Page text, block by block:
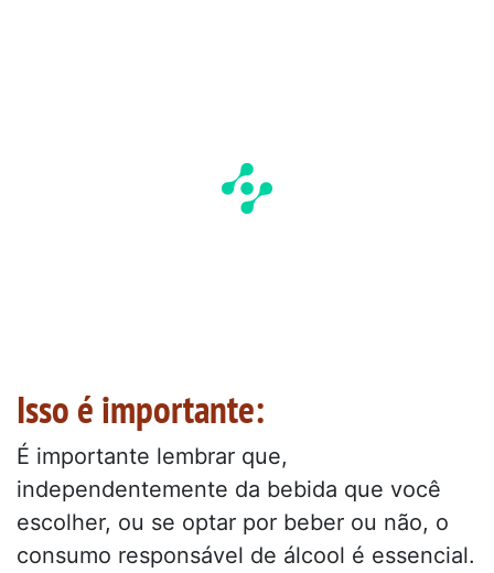
Isso é importante:
É importante lembrar que,
independentemente da bebida que você
escolher, ou se optar por beber ou não, o
consumo responsável de álcool é essencial.